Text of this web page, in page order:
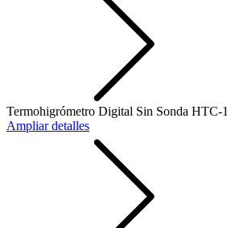
Termohigrómetro Digital Sin Sonda HTC-1
Ampliar detalles